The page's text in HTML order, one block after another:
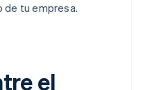
de tu empresa.
el